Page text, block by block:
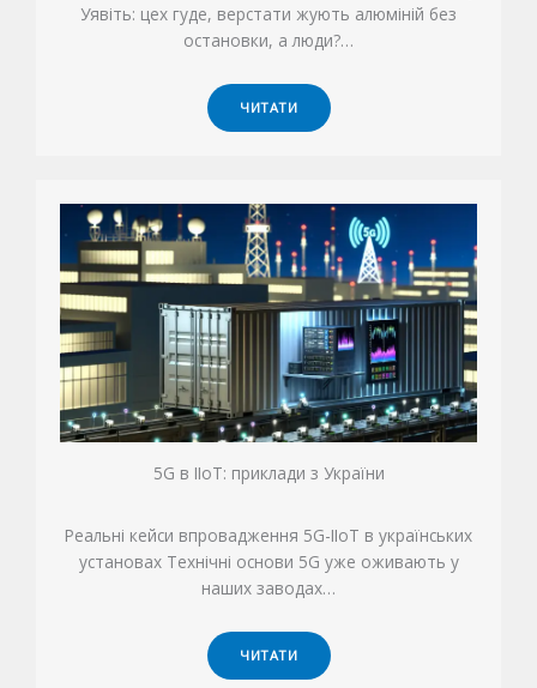
Уявіть: цех гуде, верстати жують алюміній без
остановки, а люди?…
ЧИТАТИ
5G в IIoT: приклади з України
Реальні кейси впровадження 5G-IIoT в українських
установах Технічні основи 5G уже оживають у
наших заводах…
ЧИТАТИ